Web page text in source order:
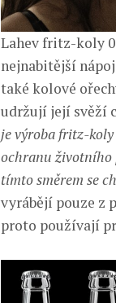
Lahev fritz-koly
nejnabitější
také kolové
udržují její svěží
je výroba fritz-
ochranu životního
tímto směrem se
vyrábějí pouze z
proto používají